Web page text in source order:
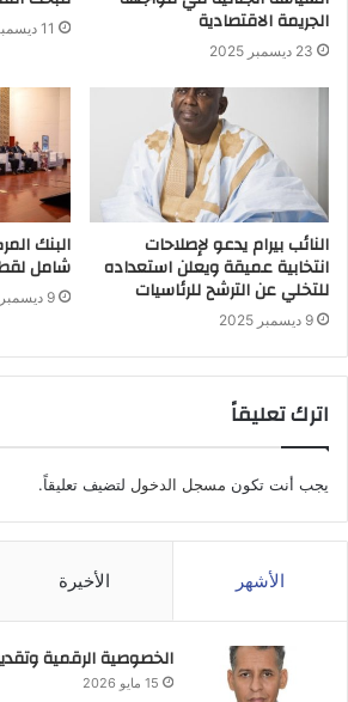
الجريمة الاقتصادية
23 ديسمبر 2025
11 ديسمبر 2025
النائب بيرام يدعو لإصلاحات
انتخابية عميقة ويعلن استعداده
للتخلي عن الترشح للرئاسيات
9 ديسمبر 2025
البنك
شامل
9 ديسمبر 2025
اترك تعليقاً
يجب أنت تكون مسجل الدخول لتضيف تعليقاً.
الأشهر الأخيرة
الخصوصية الرقمية
15 مايو 2026